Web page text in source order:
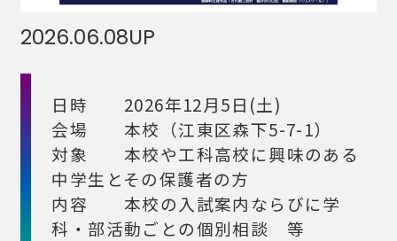
2026.06.08UP
日時 2026年12月5日(土)
会場 本校（江東区森下5-7-1）
対象 本校や工科高校に興味のある
中学生とその保護者の方
内容 本校の入試案内ならびに学
科・部活動ごとの個別相談 等